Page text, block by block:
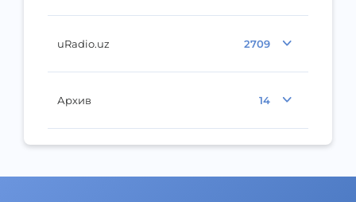
uRadio.uz 2709
Архив 14